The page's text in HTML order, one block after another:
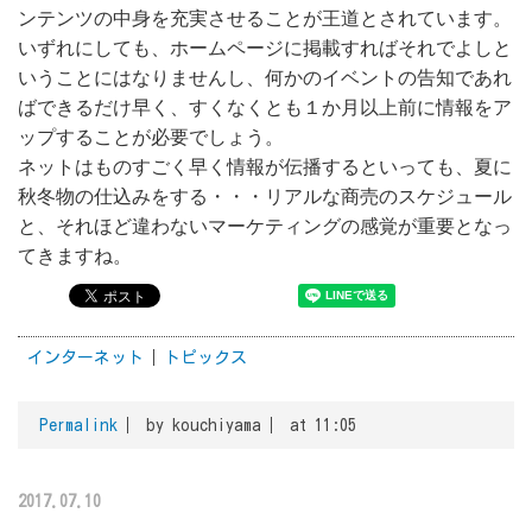
ンテンツの中身を充実させることが王道とされています。
いずれにしても、ホームページに掲載すればそれでよしと
いうことにはなりませんし、何かのイベントの告知であれ
ばできるだけ早く、すくなくとも１か月以上前に情報をア
ップすることが必要でしょう。
ネットはものすごく早く情報が伝播するといっても、夏に
秋冬物の仕込みをする・・・リアルな商売のスケジュール
と、それほど違わないマーケティングの感覚が重要となっ
てきますね。
インターネット トピックス
Permalink by kouchiyama at 11:05
2017.07.10